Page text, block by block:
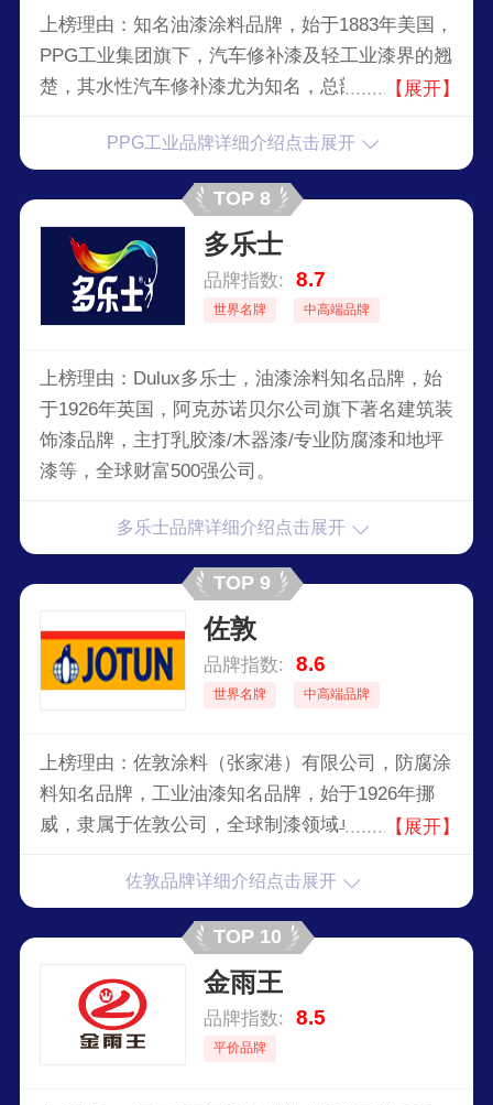
上榜理由：知名油漆涂料品牌，始于1883年美国，
PPG工业集团旗下，汽车修补漆及轻工业漆界的翘
楚，其水性汽车修补漆尤为知名，总部设在美国匹
设有生产基地及附属机构。2013年公司全球销售额
151亿美金，连续多年被《财富》杂志评为全球最
受称羡的化学品公司。
【展开】
PPG工业品牌详细介绍点击展开
TOP 8
多乐士
品牌指数: 8.7
世界名牌 中高端品牌
上榜理由：Dulux多乐士，油漆涂料知名品牌，始
于1926年英国，阿克苏诺贝尔公司旗下著名建筑装
饰漆品牌，主打乳胶漆/木器漆/专业防腐漆和地坪
漆等，全球财富500强公司。
多乐士品牌详细介绍点击展开
TOP 9
佐敦
品牌指数: 8.6
世界名牌 中高端品牌
上榜理由：佐敦涂料（张家港）有限公司，防腐涂
料知名品牌，工业油漆知名品牌，始于1926年挪
威，隶属于佐敦公司，全球制漆领域卓越品牌，全
粉末涂料领域最领先的供应商之一。
【展开】
佐敦品牌详细介绍点击展开
TOP 10
金雨王
品牌指数: 8.5
平价品牌